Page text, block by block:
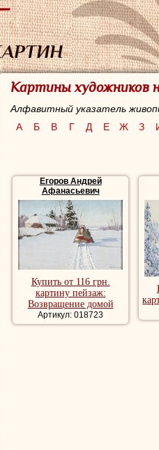
Картины художников
Алфавитный указатель
А
Б В Г Д Е Ж З
Егоров Андрей
Афанасьевич
Купить от 116 грн.
картину пейзаж:
Возвращение домой
Артикул: 018723